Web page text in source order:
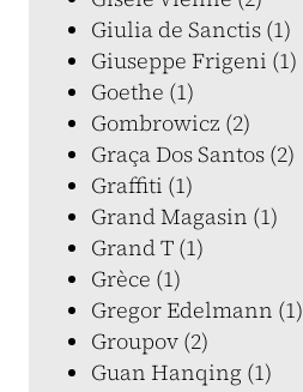
Giulia de Sanctis (1)
Giuseppe Frigeni (1)
Goethe (1)
Gombrowicz (2)
Graça Dos Santos (2)
Graffiti (1)
Grand Magasin (1)
Grand T (1)
Grèce (1)
Gregor Edelmann (1)
Groupov (2)
Guan Hanqing (1)